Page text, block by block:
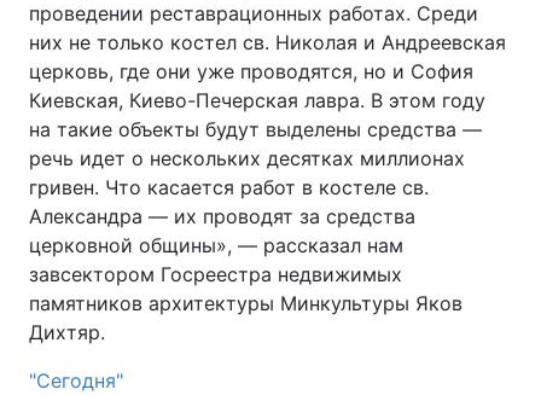
проведении реставрационных работах. Среди
них не только костел св. Николая и Андреевская
церковь, где они уже проводятся, но и София
Киевская, Киево-Печерская лавра. В этом году
на такие объекты будут выделены средства —
речь идет о нескольких десятках миллионах
гривен. Что касается работ в костеле св.
Александра — их проводят за средства
церковной общины», — рассказал нам
завсектором Госреестра недвижимых
памятников архитектуры Минкультуры Яков
Дихтяр.
"Сегодня"